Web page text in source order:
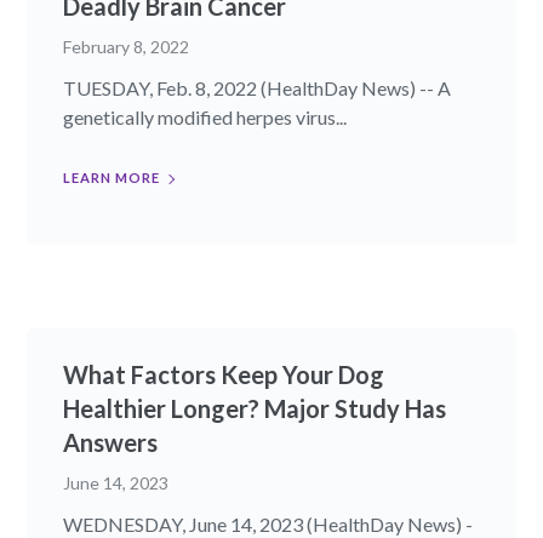
Deadly Brain Cancer
February 8, 2022
TUESDAY, Feb. 8, 2022 (HealthDay News) -- A
genetically modified herpes virus...
LEARN MORE
What Factors Keep Your Dog
Healthier Longer? Major Study Has
Answers
June 14, 2023
WEDNESDAY, June 14, 2023 (HealthDay News) -